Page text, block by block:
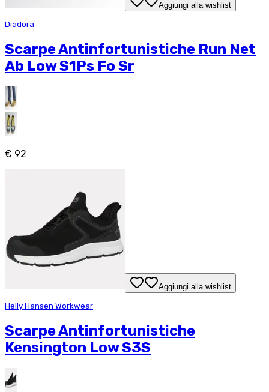
Aggiungi alla wishlist
Diadora
Scarpe Antinfortunistiche Run Net
Ab Low S1Ps Fo Sr
€ 92
Aggiungi alla wishlist
Helly Hansen Workwear
Scarpe Antinfortunistiche
Kensington Low S3S